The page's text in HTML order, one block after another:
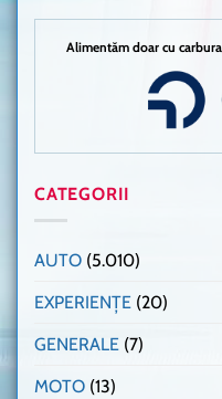
Alimentăm doar cu
CATEGORII
AUTO (5.010)
EXPERIENȚE (20)
GENERALE (7)
MOTO (13)